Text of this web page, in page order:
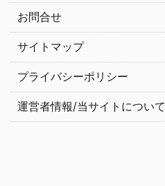
お問合せ
サイトマップ
プライバシーポリシー
運営者情報/当サイトについて